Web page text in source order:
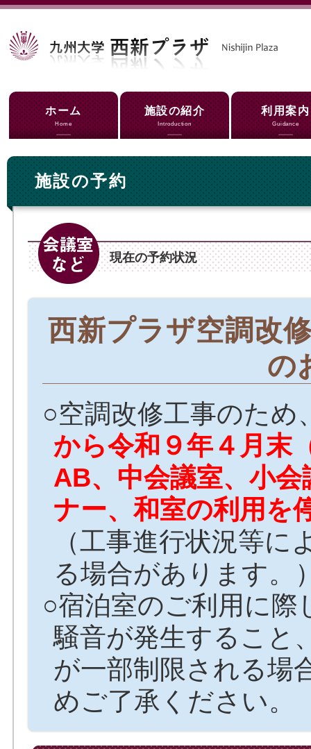
ホーム
Home
施設の紹介
Introduction
利用案内
Guidance
施設の予約
現在の予約状況
西新プラザ空調改
の
○空調改修工事のため
から令和９年４月末
AB、中会議室、小
ナー、和室の利用を
（工事進行状況等
る場合があります。
○宿泊室のご利用に際
騒音が発生すること
が一部制限される場
めご了承ください。